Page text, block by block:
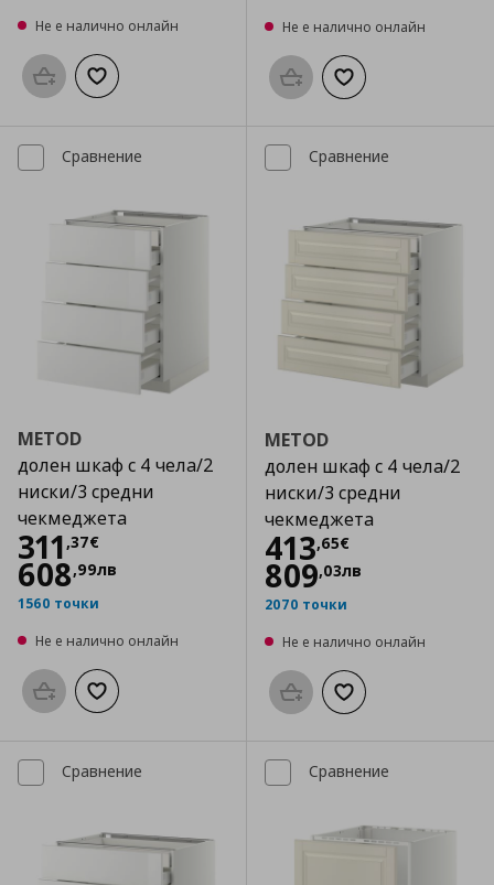
Не е налично онлайн
Προσθήκη στο καλάθι
Добави към списъка с любими
Не е налично онлайн
Προσθήκη στο καλάθι
Добави към
Сравнение
METOD
долен шкаф с 4 чела/2
ниски/3 средни
чекмеджета
311 ,37€
Цена
608,99лв
1560 точки
Не е налично онлайн
Προσθήκη στο καλάθι
Добави към списъка с любими
Сравнение
METOD
долен шкаф с 4 чела/2
ниски/3 средни
чекмеджета
413,65€
Цена
809,03лв
2070 точки
Не е налично онлайн
Προσθήκη στο καλάθι
Добави към
Сравнение Сравнение